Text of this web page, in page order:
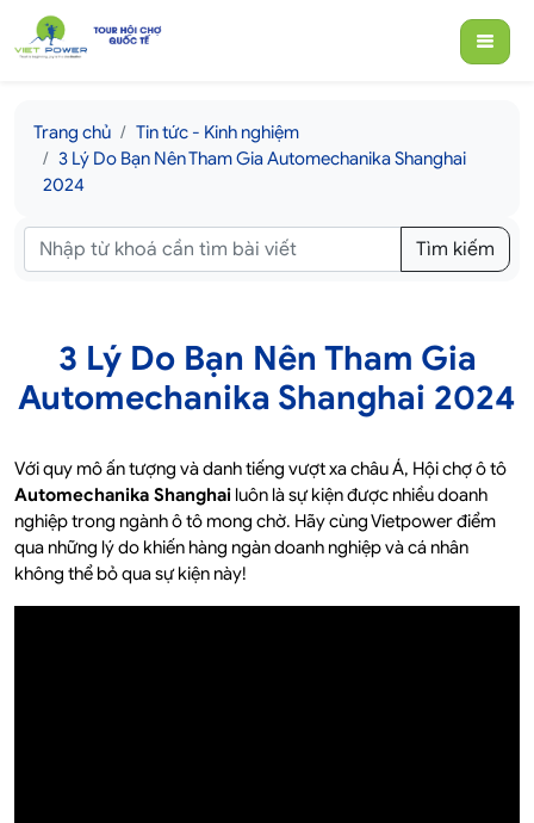
Trang chủ
Tin tức - Kinh nghiệm
3 Lý Do Bạn Nên Tham Gia Automechanika Shanghai
2024
Tìm kiếm
3 Lý Do Bạn Nên Tham Gia
Automechanika Shanghai 2024
Với quy mô ấn tượng và danh tiếng vượt xa châu Á, Hội chợ ô tô
Automechanika Shanghai luôn là sự kiện được nhiều doanh
nghiệp trong ngành ô tô mong chờ. Hãy cùng Vietpower điểm
qua những lý do khiến hàng ngàn doanh nghiệp và cá nhân
không thể bỏ qua sự kiện này!